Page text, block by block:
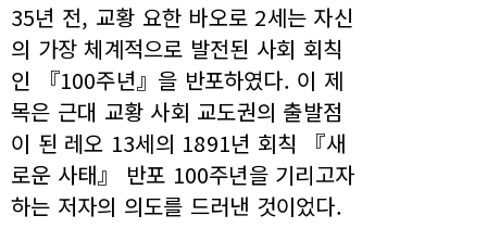
35년 전, 교황 요한 바오로 2세는 자신
의 가장 체계적으로 발전된 사회 회칙
인 『100주년』을 반포하였다. 이 제
목은 근대 교황 사회 교도권의 출발점
이 된 레오 13세의 1891년 회칙 『새
로운 사태』 반포 100주년을 기리고자
하는 저자의 의도를 드러낸 것이었다.